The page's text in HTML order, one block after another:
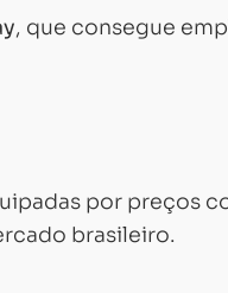
, que consegue
por preços
brasileiro.